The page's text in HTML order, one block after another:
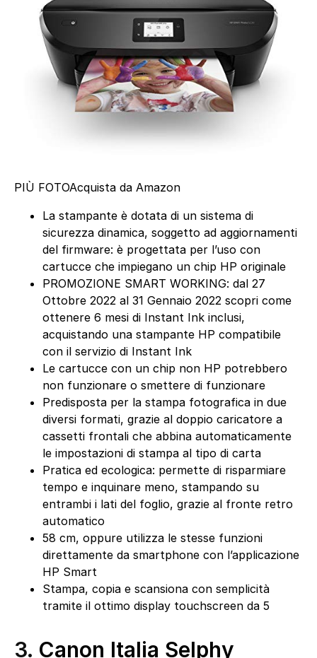
PIÙ FOTOAcquista da Amazon
La stampante è dotata di un sistema di
sicurezza dinamica, soggetto ad aggiornamenti
del firmware: è progettata per l’uso con
cartucce che impiegano un chip HP originale
PROMOZIONE SMART WORKING: dal 27
Ottobre 2022 al 31 Gennaio 2022 scopri come
ottenere 6 mesi di Instant Ink inclusi,
acquistando una stampante HP compatibile
con il servizio di Instant Ink
Le cartucce con un chip non HP potrebbero
non funzionare o smettere di funzionare
Predisposta per la stampa fotografica in due
diversi formati, grazie al doppio caricatore a
cassetti frontali che abbina automaticamente
le impostazioni di stampa al tipo di carta
Pratica ed ecologica: permette di risparmiare
tempo e inquinare meno, stampando su
entrambi i lati del foglio, grazie al fronte retro
automatico
58 cm, oppure utilizza le stesse funzioni
direttamente da smartphone con l’applicazione
HP Smart
Stampa, copia e scansiona con semplicità
tramite il ottimo display touchscreen da 5
3. Canon Italia Selphy